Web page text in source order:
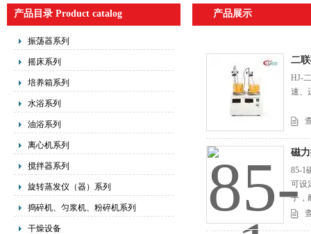
产品目录 Product catalog
振荡器系列
摇床系列
培养箱系列
水浴系列
油浴系列
离心机系列
搅拌器系列
旋转蒸发仪（器）系列
捣碎机、匀浆机、粉碎机系列
干燥设备
产品展示
二
HJ-
速、
磁
85-1
可设
子，
方便